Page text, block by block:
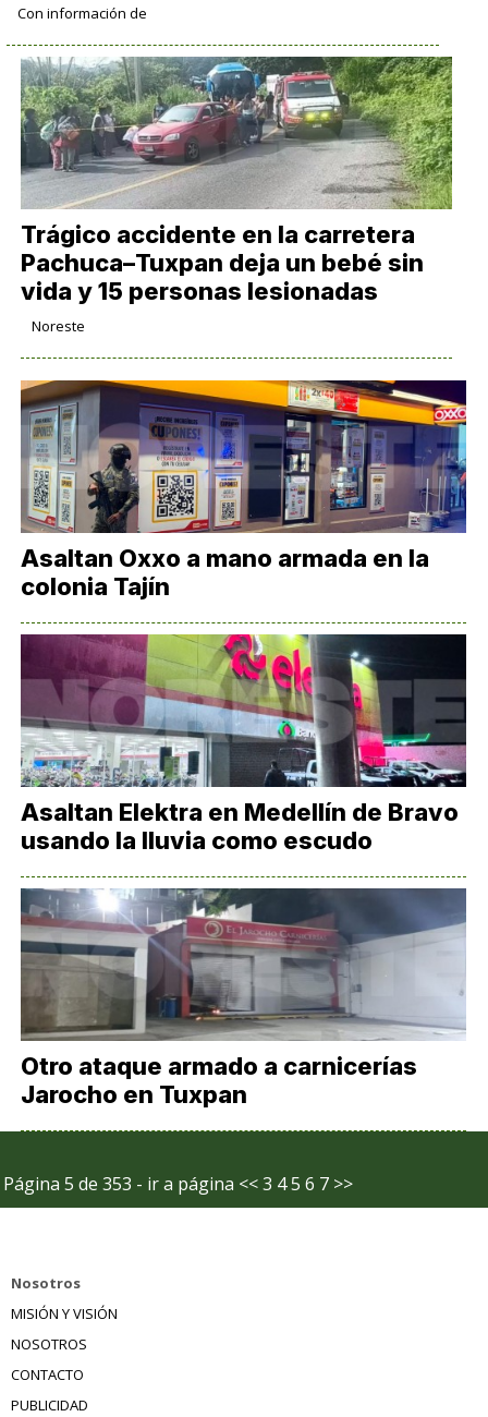
Con información de
Trágico accidente en la carretera
Pachuca–Tuxpan deja un bebé sin
vida y 15 personas lesionadas
Noreste
Asaltan Oxxo a mano armada en la
colonia Tajín
Asaltan Elektra en Medellín de Bravo
usando la lluvia como escudo
Otro ataque armado a carnicerías
Jarocho en Tuxpan
Página 5 de 353 - ir a página <<3 45 6 7 >>
Nosotros
MISIÓN Y VISIÓN
NOSOTROS
CONTACTO
PUBLICIDAD